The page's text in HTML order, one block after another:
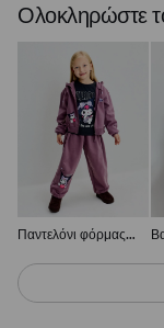
Ολοκληρώστε
Παντελόνι φόρμας loose jogger Kuromi